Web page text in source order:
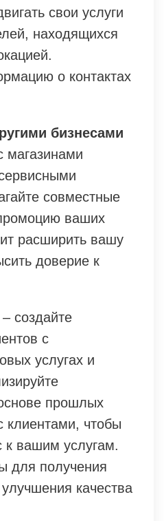
свои услуги
находящихся
о контактах
бизнесами
магазинами
совместные
ваших
расширить вашу
доверие к
– создайте
с
услугах и
прошлых
клиентами, чтобы
к вашим услугам.
для получения
качества